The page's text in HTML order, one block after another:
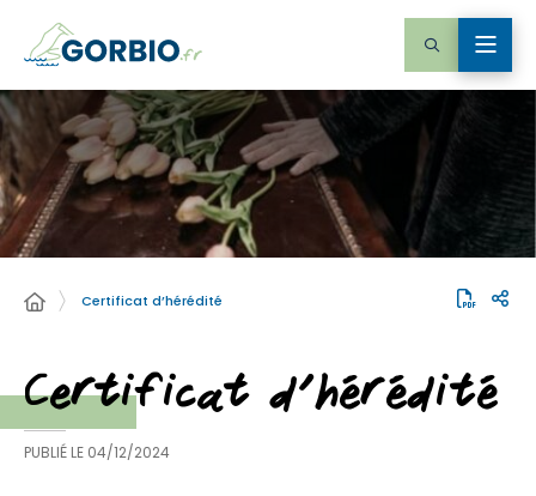
Certificat d’hérédité
Certificat d’hérédité
PUBLIÉ LE 04/12/2024